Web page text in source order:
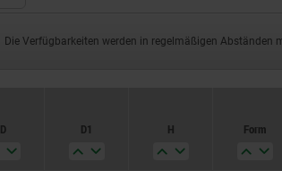
18
Die Verfügbarkeiten werden in regelmäßigen Abständen
D
D1 H Form